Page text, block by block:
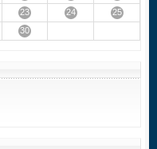
23 24
25
30